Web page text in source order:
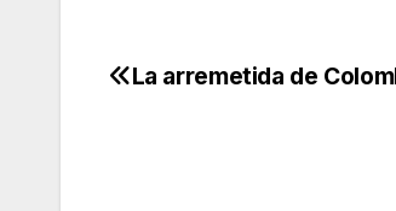
Navegación
La arremetida de